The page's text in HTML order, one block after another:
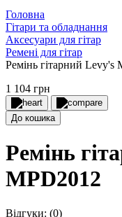
Головна
Гітари та обладнання
Аксесуари для гітар
Ремені для гітар
Ремінь гітарний Levy's
1 104 грн
До кошика
Ремінь
MPD2012
Відгуки: (0)